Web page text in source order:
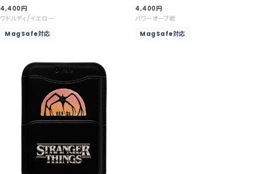
セ
ー
価
4,400円
ワドルディ/イエロー
MagSafe対応
セ
ー
価
4,400円
パワーオーブ戦
MagSafe対応